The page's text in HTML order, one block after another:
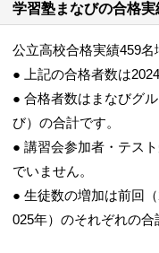
学習塾まなびの合格実
公立高校合格実績459
● 上記の合格者数は
● 合格者数はまなびグ
び）の合計です。
● 講習会参加者・テス
でいません。
● 生徒数の増加は前回
025年）のそれぞれの合